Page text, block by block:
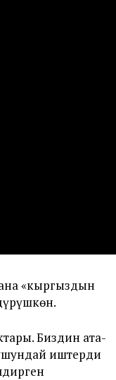
«кыргыздын
Биздин ата-
иштерди